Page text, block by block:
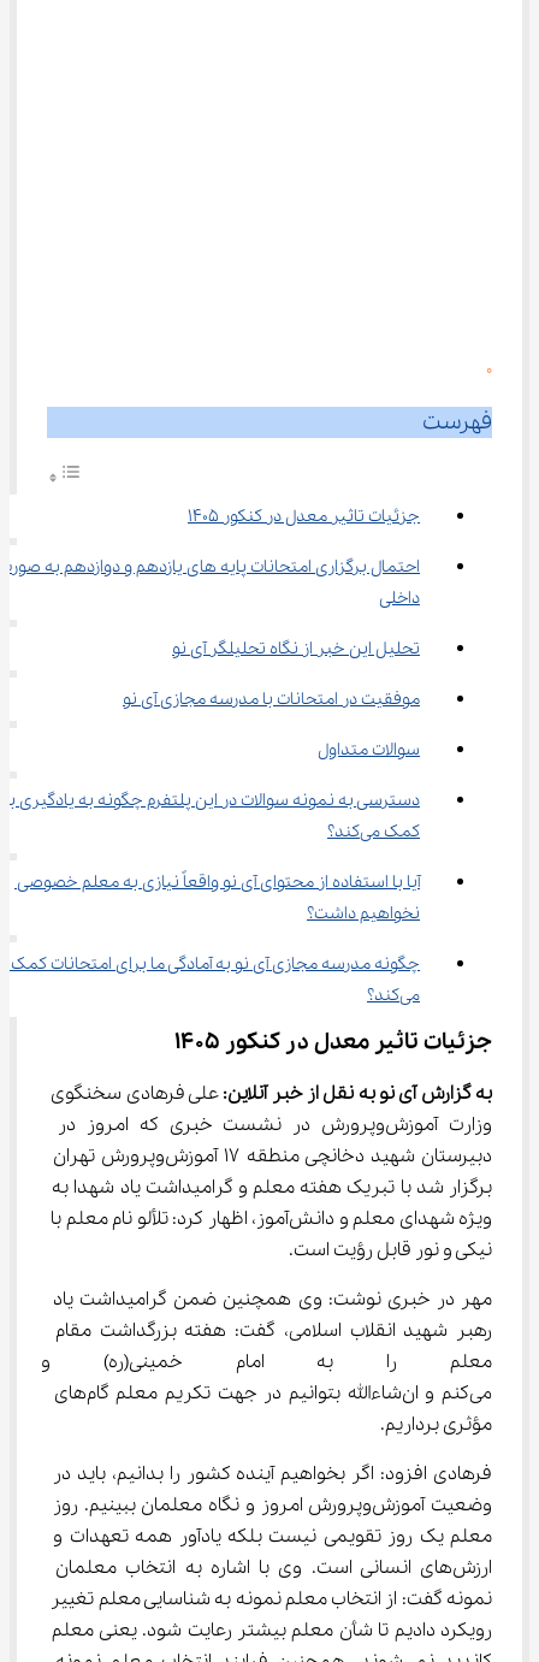
0
فهرست
جزئیات تاثیر معدل در کنکور 1405
احتمال برگزاری امتحانات پایه‌ های یازدهم و دوازدهم به
داخلی
تحلیل این خبر از نگاه تحلیلگر آی نو
موفقیت در امتحانات با مدرسه مجازی آی نو
سوالات متداول
دسترسی به نمونه سوالات در این پلتفرم چگونه به یادگیری
کمک می‌کند؟
آیا با استفاده از محتوای آی نو واقعاً نیازی به معلم خصوصی
نخواهیم داشت؟
چگونه مدرسه مجازی آی نو به آمادگی ما برای امتحانات کمک
می‌کند؟
جزئیات تاثیر معدل در کنکور 1405
به گزارش آی نو به نقل از خبر آنلاین: علی فرهادی سخنگوی
وزارت آموزش‌وپرورش در نشست خبری که امروز در
دبیرستان شهید دخانچی منطقه ۱۷ آموزش‌وپرورش تهران
برگزار شد با تبریک هفته معلم و گرامیداشت یاد شهدا به
ویژه شهدای معلم و دانش‌آموز، اظهار کرد: تلألو نام معلم با
نیکی و نور قابل رؤیت است.
مهر در خبری نوشت: وی همچنین ضمن گرامیداشت یاد
رهبر شهید انقلاب اسلامی، گفت: هفته بزرگداشت مقام
معلم را به امام خمینی(ره) و
می‌کنم و ان‌شاءالله بتوانیم در جهت تکریم معلم گام‌های
مؤثری برداریم.
فرهادی افزود: اگر بخواهیم آینده کشور را بدانیم، باید در
وضعیت آموزش‌وپرورش امروز و نگاه معلمان ببینیم. روز
معلم یک روز تقویمی نیست بلکه یادآور همه تعهدات و
ارزش‌های انسانی است. وی با اشاره به انتخاب معلمان
نمونه گفت: از انتخاب معلم نمونه به شناسایی معلم تغییر
رویکرد دادیم تا شأن معلم بیشتر رعایت شود. یعنی معلم